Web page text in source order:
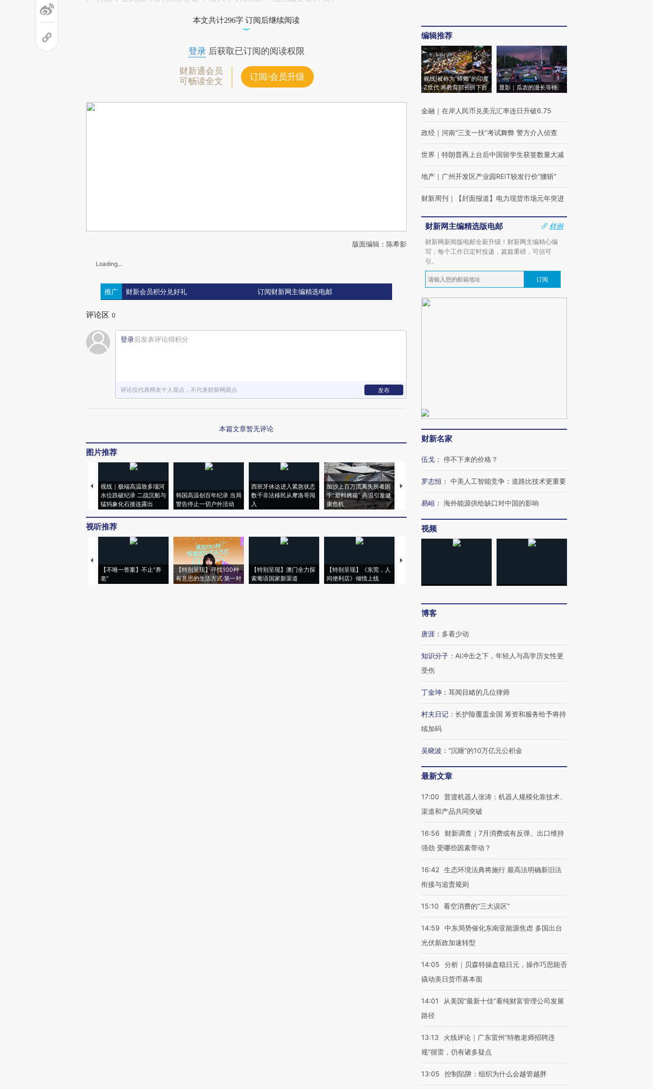
本文共计296字 订阅后继续阅读
登录后获取已订阅的阅读权限
财新通会员
可畅读全文
订阅/会员升级
版面编辑：陈希影
Loading...
推广 财新会员积分兑好礼 订阅财新网主编精选电邮
评论区 0
登录后发表评论得积分
评论仅代表网友个人观点，不代表财新网观点 发布
本篇文章暂无评论
图片推荐
视线｜极端高温致多瑙河
水位跌破纪录 二战沉船与
猛犸象化石接连露出
韩国高温创百年纪录 当局
警告停止一切户外活动
西班牙休达进入紧急状态
数千非法移民从摩洛哥闯
入
加沙上百万流离失所者困
于“塑料烤箱” 高温引发健
康危机
马航飞行员跨国走私7万
视线｜HYROX的吸金
心“花钱找虐”？
视听推荐
【不唯一答案】不止“养
老”
【特别呈现】寻找100种
有意思的生活方式·第一对
【特别呈现】澳门全力探
索葡语国家新渠道
【特别呈现】《东莞，人
间便利店》倾情上线
【推广】走进第四届链博
编辑推荐
视线|被称为“蟑螂”的印度
Z世代 将教育部长拱下台
显影｜瓜农的漫长等待
金融 ｜ 在岸人民币兑美元汇率连日升破6.75
政经 ｜ 河南“三支一扶”考试舞弊 警方介入侦查
世界 ｜ 特朗普再上台后中国留学生获签数量大减
地产 ｜ 广州开发区产业园REIT较发行价“腰斩”
财新周刊 ｜ 【封面报道】电力现货市场元年突进
财新网主编精选版电邮
样例
财新网新闻版电邮全新升级！财新网主编精心编
写，每个工作日定时投递，篇篇重磅，可信可
引。
订阅
财新名家
伍戈 ： 停不下来的价格？
罗志恒 ： 中美人工智能竞争：道路比技术更重要
易峘 ： 海外能源供给缺口对中国的影响
视频
博客
唐涯 ： 多看少动
知识分子 ： AI冲击之下，年轻人与高学历女性更
受伤
丁金坤 ： 耳闻目睹的几位律师
村夫日记 ： 长护险覆盖全国 筹资和服务给予将持
续加码
吴晓波 ： “沉睡”的10万亿元公积金
最新文章
17:00
普渡机器人张涛：机器人规模化靠技术、
渠道和产品共同突破
16:56
财新调查｜7月消费或有反弹、出口维持
强劲 受哪些因素带动？
16:42 生态环境法典将施行 最高法明确新旧法
衔接与追责规则
15:10 看空消费的“三大误区”
14:59
中东局势催化东南亚能源焦虑 多国出台
光伏新政加速转型
14:05
分析｜贝森特操盘稳日元，操作巧思能否
撬动美日货币基本面
14:01
从美国“最新十佳”看纯财富管理公司发展
路径
13:13
火线评论｜广东雷州“特教老师招聘违
规”很雷，仍有诸多疑点
13:05 控制陷阱：组织为什么会越管越胖